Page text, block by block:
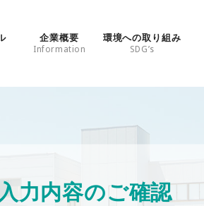
企業概要
Information
環境への取り組み
SDG’s
力内容のご確認